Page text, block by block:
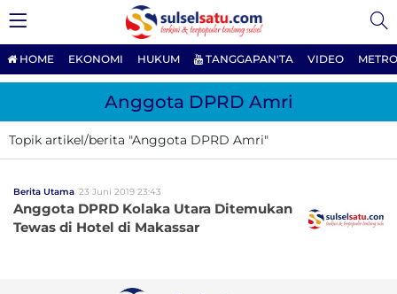
HOME EKONOMI HUKUM TANGGAPAN'TA VIDEO
Anggota DPRD Amri
Topik artikel/berita "Anggota DPRD Amri"
Berita Utama 23 Juni 2019 23:43
Anggota DPRD Kolaka Utara Ditemukan
Tewas di Hotel di Makassar